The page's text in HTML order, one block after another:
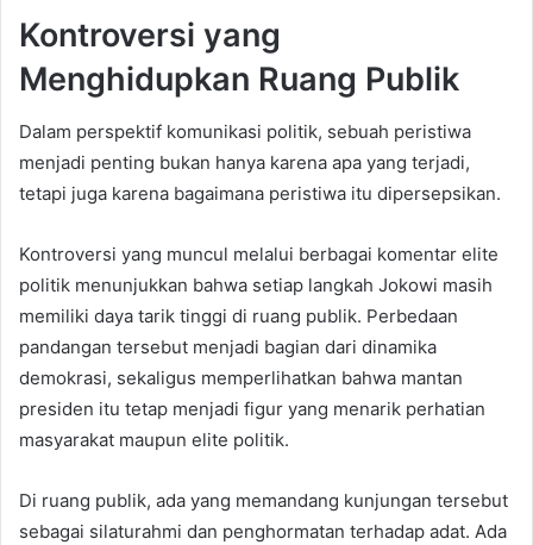
Kontroversi yang
Menghidupkan Ruang Publik
Dalam perspektif komunikasi politik, sebuah peristiwa
menjadi penting bukan hanya karena apa yang terjadi,
tetapi juga karena bagaimana peristiwa itu dipersepsikan.
Kontroversi yang muncul melalui berbagai komentar elite
politik menunjukkan bahwa setiap langkah Jokowi masih
memiliki daya tarik tinggi di ruang publik. Perbedaan
pandangan tersebut menjadi bagian dari dinamika
demokrasi, sekaligus memperlihatkan bahwa mantan
presiden itu tetap menjadi figur yang menarik perhatian
masyarakat maupun elite politik.
Di ruang publik, ada yang memandang kunjungan tersebut
sebagai silaturahmi dan penghormatan terhadap adat. Ada